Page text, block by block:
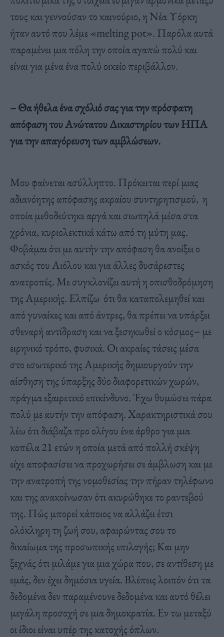
τους και γεννούσαν το καινούριο, η Νέα Υόρκη
ήταν αυτό που λέμε «melting pot». Παρόλα αυτά
παραμένει μια πόλη την οποία αγαπώ πολύ και
είναι για μένα ένα πολύ οικείο περιβάλλον.
– Θα ήθελα ένα σχόλιό σας για την πρόσφατη
απόφαση του Ανώτατου Δικαστηρίου των ΗΠΑ
για την απαγόρευση των αμβλώσεων.
Μου φαίνεται ασύλληπτο. Πρόκειται περί μιας
αδιανόητης απόφασης ακραίου συντηρητισμού, η
οποία μεθοδεύτηκε αργά και σιωπηλά μέσα στα
χρόνια, κυριολεκτικά κάτω από τη μύτη μας.
Φοβάμαι ότι με αυτήν την απόφαση θα ανοίξει ο
ασκός του Αιόλου και για άλλες δυσάρεστες
ανατροπές. Με συγκλονίζει αυτή η οπισθοδρόμηση
της Αμερικής. Ελπίζω ότι θα καταπολεμηθεί και
από γυναίκες και από άντρες, θα πρέπει να υπάρξει
σθεναρή αντίδραση και να ξεσηκωθεί ο κόσμος− με
ειρηνικό τρόπο, φυσικά. Οι ακραίες τάσεις μέσα
στο εσωτερικό της Αμερικής δημιουργούν την
αίσθηση της ύπαρξης δύο διαφορετικών χωρών,
πράγμα εξαιρετικό επικίνδυνο. Έχω θυμώσει πάρα
πολύ με αυτήν την απόφαση. Χαρακτηριστικά σου
λέω ότι διάβαζα προ ολίγου ένα άρθρο για μια
κοπέλα 21 ετών η οποία μετά από πολλή σκέψη
είχε αποφασίσει να προχωρήσει σε άμβλωση και με
την ανατροπή της νομοθεσίας την πήραν τηλέφωνο
και της ανακοίνωσαν ότι ακυρώθηκε το ραντεβού
της. Πώς μπορεί κάποιος να αλλάζει έτσι
ολόκληρη τη ζωή σου, αφαιρώντας σου το
δικαίωμα της προσωπικής επιλογής; Και μην
ξεχνάς ότι μιλάμε για μια χώρα που, σε αντίθεση με
εμάς, δεν έχει δημόσια υγεία. Βλέπεις λοιπόν ότι τα
δεδομένα δεν παραμένουνε δεδομένα και αυτό θέλει
μεγάλη προσοχή σε μια δημοκρατία. Εν τω μεταξύ
οι ίδιοι είναι υπέρ της κατοχής όπλων.